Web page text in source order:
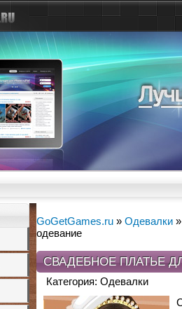
GoGetGames.ru » Одевалки
одевание
СВАДЕБНОЕ ПЛАТЬЕ
Категория: Одевалки